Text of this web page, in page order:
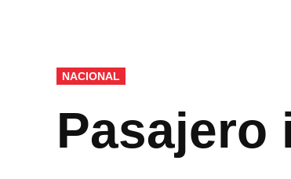
PUBLICADO
EN
NACIONAL
Pasajero